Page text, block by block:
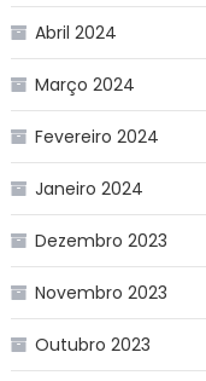
Abril 2024
Março 2024
Fevereiro 2024
Janeiro 2024
Dezembro 2023
Novembro 2023
Outubro 2023